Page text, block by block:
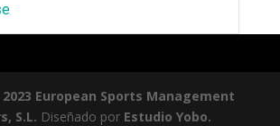
European Sports Management
S.L. Diseñado por Estudio Yobo.